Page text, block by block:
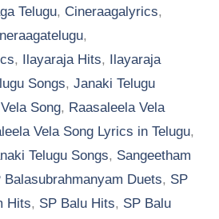
Telugu, Cineraagalyrics,
,
, Ilayaraja Hits,
Ilayaraja
Songs, Janaki Telugu
Song, Raasaleela Vela
Vela Song Lyrics in Telugu,
Telugu Songs, Sangeetham
Balasubrahmanyam Duets, SP
Hits, SP Balu Hits, SP Balu